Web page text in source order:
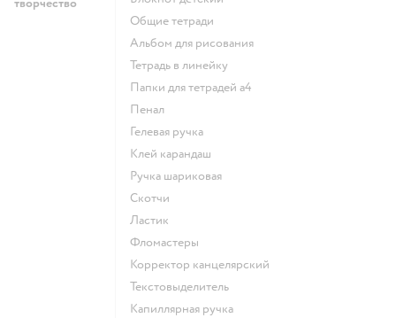
творчество
Общие тетради
Альбом для рисования
Тетрадь в линейку
Папки для тетрадей а4
Пенал
Гелевая ручка
Клей карандаш
Ручка шариковая
Скотчи
Ластик
Фломастеры
Корректор канцелярский
Текстовыделитель
Капиллярная ручка